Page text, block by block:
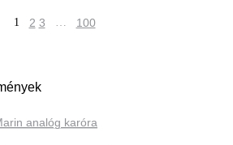
1 2 3 … 100
analóg karóra